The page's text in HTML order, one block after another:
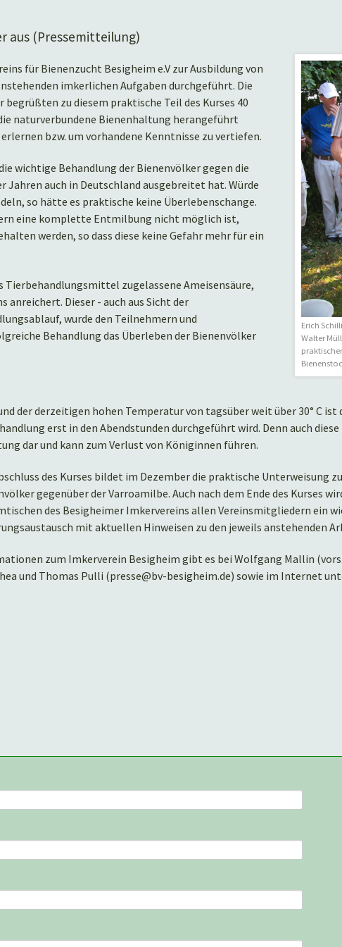
aus (Pressemitteilung)
Erich
Walter
für Bienenzucht Besigheim e.V zur Ausbildung von
imkerlichen Aufgaben durchgeführt. Die
zu diesem praktische Teil des Kurses 40
naturverbundene Bienenhaltung herangeführt
bzw. um vorhandene Kenntnisse zu vertiefen.
wichtige Behandlung der Bienenvölker gegen die
Jahren auch in Deutschland ausgebreitet hat. Würde
so hätte es praktische keine Überlebenschange.
eine komplette Entmilbung nicht möglich ist,
werden, so dass diese keine Gefahr mehr für ein
zugelassene Ameisensäure,
anreichert. Dieser - auch aus Sicht der
wurde den Teilnehmern und
Behandlung das Überleben der Bienenvölker
der derzeitigen hohen Temperatur von tagsüber weit über 30° C ist
erst in den Abendstunden durchgeführt wird. Denn auch
dar und kann zum Verlust von Königinnen führen.
des Kurses bildet im Dezember die praktische Unterweisung
gegenüber der Varroamilbe. Auch nach dem Ende des Kurses
des Besigheimer Imkervereins allen Vereinsmitgliedern ein
mit aktuellen Hinweisen zu den jeweils anstehenden
zum Imkerverein Besigheim gibt es bei Wolfgang Mallin
und Thomas Pulli (presse@bv-besigheim.de) sowie im Internet